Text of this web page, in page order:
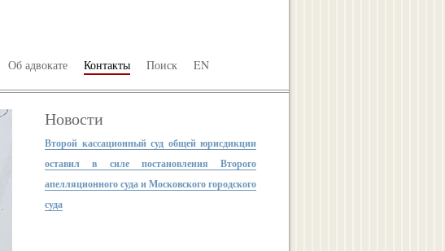
Об адвокате Контакты Поиск EN
Новости
Второй кассационный суд общей юрисдикции
оставил в силе постановления Второго
апелляционного суда и Московского городского
суда